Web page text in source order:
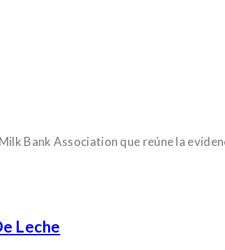
Bank Association que reúne la
Leche